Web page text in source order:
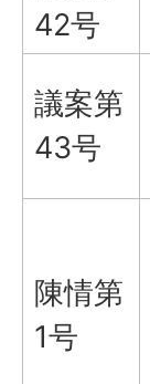
42号
議案第
43号
陳情第
1号